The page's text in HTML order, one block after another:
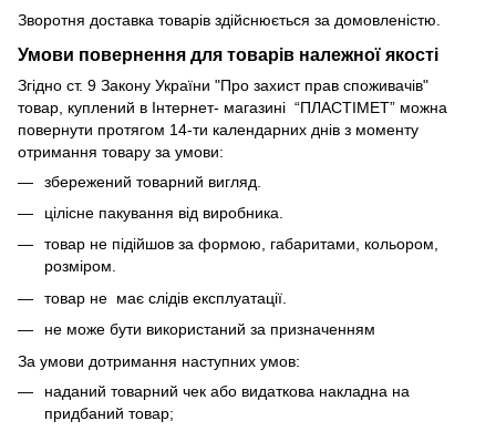
Зворотня доставка товарів здійснюється за домовленістю.
Умови повернення для товарів належної якості
Згідно ст. 9 Закону України "Про захист прав споживачів"
товар, куплений в Інтернет- магазині “ПЛАСТІМЕТ” можна
повернути протягом 14-ти календарних днів з моменту
отримання товару за умови:
збережений товарний вигляд.
цілісне пакування від виробника.
товар не підійшов за формою, габаритами, кольором,
розміром.
товар не має слідів експлуатації.
не може бути використаний за призначенням
За умови дотримання наступних умов:
наданий товарний чек або видаткова накладна на
придбаний товар;